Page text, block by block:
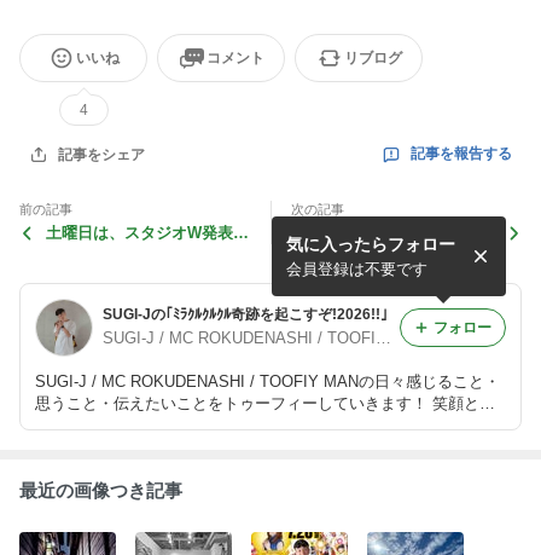
いいね
4
コメント リブログ
記事をシェア 記事を報告する
前の記事
土曜日は、スタジオW発表
次の記事
三重県で新たなイベント始ま
ります！
SUGI-Jの｢ﾐﾗｸﾙｸﾙｸﾙ奇跡を起こすぞ!2026!!｣
SUGI-J / MC ROKUDENASHI / TOOFIY MAN
SUGI-J / MC ROKUDENASHI / TOOFIY MANの日々感じること・
思うこと・伝えたいことをトゥーフィーしていきます！ 笑顔とハ
気に入ったらフォロー
会員登録は不要です
フォロー
最近の画像つき記事